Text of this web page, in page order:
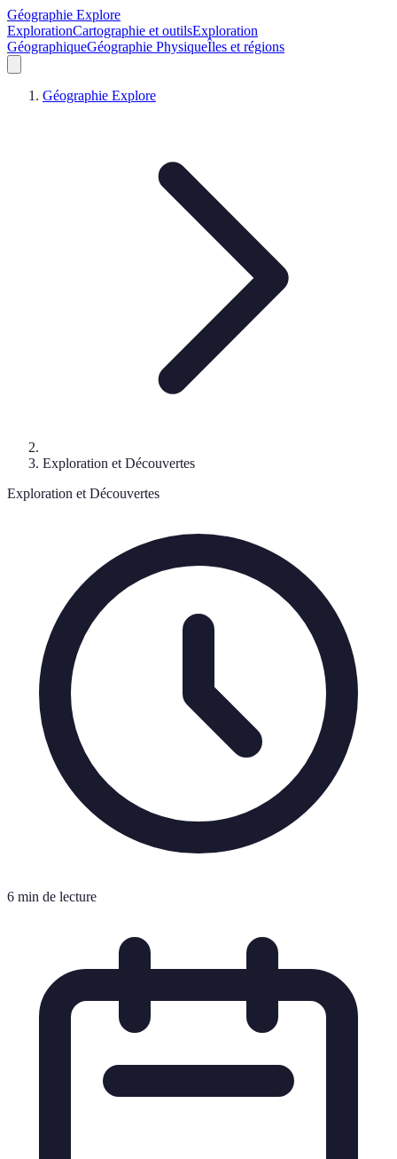
Géographie Explore
ExplorationCartographie et outilsExploration
GéographiqueGéographie PhysiqueÎles et régions
Géographie Explore
Exploration et Découvertes
Exploration et Découvertes
6 min de lecture